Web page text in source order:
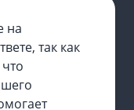
на
так как